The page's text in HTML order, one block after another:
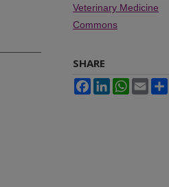
Veterinary Medicine
Commons
SHARE
FacebookLinkedInWhatsApp
Email